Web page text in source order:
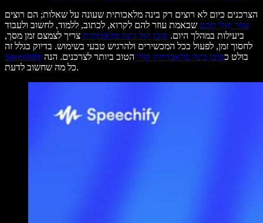
הצרכנים כיום לא רוצים רק בינה מלאכותית שעונה על שאלות; הם רוצים
עוזר קולי חכם שבאמת עוזר להם לקרוא, לכתוב, ללמוד, לחשוב ולעבוד
ביעילות במהלך היום. סוכן קול בינה מלאכותית צריך לצמצם זמן מסך,
לחסוך זמן, לפעול בכל המכשירים ולהרגיש טבעי בשימוש. בדיוק בגלל זה
Speechify
בולט כסוכן בינה מלאכותית קולי הטוב ביותר לצרכנים. הנה
כל מה שחשוב לדעת.